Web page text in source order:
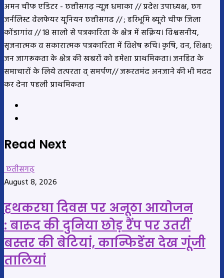
अमन चीफ एडिटर - छत्तीसगढ़ न्यूज़ धमाका // प्रदेश उपाध्यक्ष, छग
जर्नलिस्ट वेलफेयर यूनियन छत्तीसगढ // ; हरिभूमि ब्यूरो चीफ जिला
कोंडागांव // 18 सालो से पत्रकारिता के क्षेत्र में सक्रिय। विश्वसनीय,
सृजनात्मक व सकारात्मक पत्रकारिता में विशेष रूचि। कृषि, वन, शिक्षा;
जन जागरूकता के क्षेत्र की खबरों को हमेशा प्राथमिकता। जनहित के
समाचारों के लिये तत्परता व् समर्पण// जरूरतमंद अनजाने की भी मदद
कर देना पहली प्राथमिकता
Read Next
छतीसगढ़
August 8, 2026
हथकरघा दिवस पर अनूठा आयोजन
: बारूद की दुनिया छोड़ रैंप पर उतरीं
बस्तर की बेटियां, कान्फिडेंस देख गूंजी
तालियां